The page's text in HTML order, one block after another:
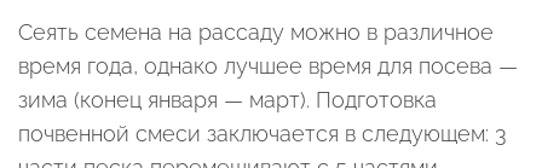
Сеять семена на рассаду можно в различное
время года, однако лучшее время для посева —
зима (конец января — март). Подготовка
почвенной смеси заключается в следующем: 3